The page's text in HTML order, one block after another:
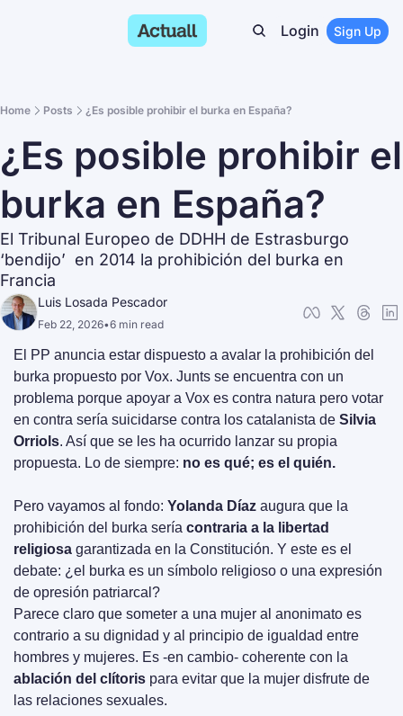
Login Sign Up
Home Posts ¿Es posible prohibir el burka en España?
¿Es posible prohibir el
burka en España?
El Tribunal Europeo de DDHH de Estrasburgo
‘bendijo’  en 2014 la prohibición del burka en
Francia
Luis Losada Pescador
Feb 22, 2026•6 min read
El PP anuncia estar dispuesto a avalar la prohibición del
burka propuesto por Vox. Junts se encuentra con un
problema porque apoyar a Vox es contra natura pero votar
en contra sería suicidarse contra los catalanista de Silvia
Orriols. Así que se les ha ocurrido lanzar su propia
propuesta. Lo de siempre: no es qué; es el quién.
Pero vayamos al fondo: Yolanda Díaz augura que la
prohibición del burka sería contraria a la libertad
religiosa garantizada en la Constitución. Y este es el
debate: ¿el burka es un símbolo religioso o una expresión
de opresión patriarcal?
Parece claro que someter a una mujer al anonimato es
contrario a su dignidad y al principio de igualdad entre
ablación del clítoris para evitar que la mujer disfrute de
las relaciones sexuales.